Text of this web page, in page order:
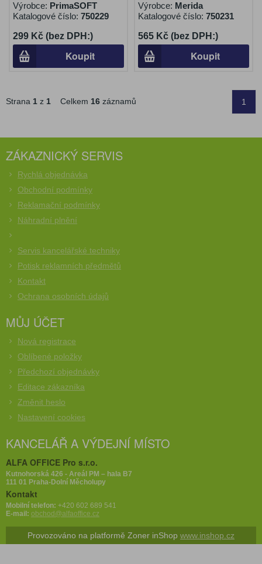
Výrobce: PrimaSOFT
Katalogové číslo: 750229
299 Kč (bez DPH:)
Koupit
Výrobce: Merida
Katalogové číslo: 750231
565 Kč (bez DPH:)
Koupit
Strana 1 z 1 Celkem 16 záznamů 1
ZÁKAZNICKÝ SERVIS
Rychlá objednávka
Obchodní podmínky
Reklamační podmínky
Náhradní plnění
Servis kancelářské techniky
Potisk reklamních předmětů
Kontakt
Ochrana osobních údajů
MŮJ ÚČET
Nová registrace
Oblíbené položky
Předchozí objednávky
Editace zákazníka
Změnit heslo
Nastavení cookies
KANCELÁŘ A VÝDEJNÍ MÍSTO
ALFA OFFICE Pro s.r.o.
Kutnohorská 426 - Areál PM – hala B7
111 01 Praha-Dolní Měcholupy
Kontakt
Mobilní telefon: +420 602 689 541
E-mail: obchod@alfaoffice.cz
Provozováno na platformě Zoner inShop www.inshop.cz